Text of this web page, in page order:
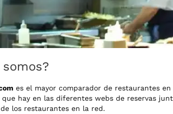
somos?
es el mayor comparador de restaurantes
hay en las diferentes webs de reservas
los restaurantes en la red.